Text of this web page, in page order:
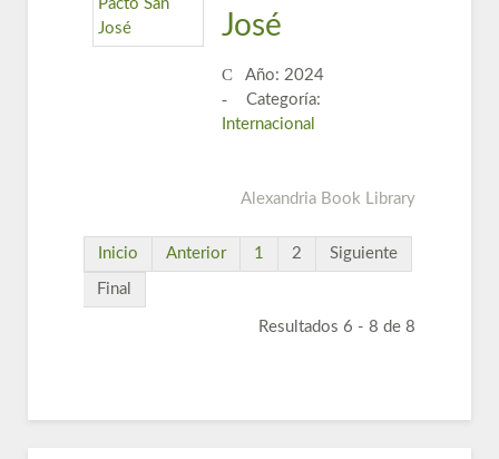
José
Año: 2024
Categoría:
Internacional
Alexandria Book Library
Inicio Anterior 1 2 Siguiente
Final
Resultados 6 - 8 de 8